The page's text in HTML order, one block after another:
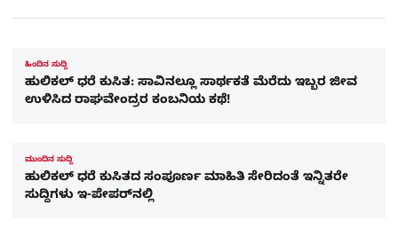
ಹಿಂದಿನ ಸುದ್ದಿ
ಹುಲಿಕಲ್ ಧರೆ ಕುಸಿತ: ಸಾವಿನಲ್ಲೂ ಸಾರ್ಥಕತೆ ಮೆರೆದು ಇಬ್ಬರ ಜೀವ
ಉಳಿಸಿದ ರಾಘವೇಂದ್ರರ ಕಂಬನಿಯ ಕಥೆ!
ಮುಂದಿನ ಸುದ್ದಿ
ಹುಲಿಕಲ್​ ಧರೆ ಕುಸಿತದ ಸಂಪೂರ್ಣ ಮಾಹಿತಿ ಸೇರಿದಂತೆ ಇನ್ನಿತರೇ
ಸುದ್ದಿಗಳು ಇ-ಪೇಪರ್​​ನಲ್ಲಿ